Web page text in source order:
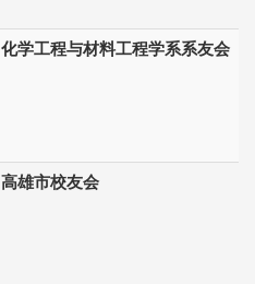
化学工程与材料工程学系系友会
高雄市校友会